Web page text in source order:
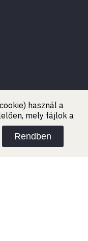
használ a
mely fájlok a
Rendben